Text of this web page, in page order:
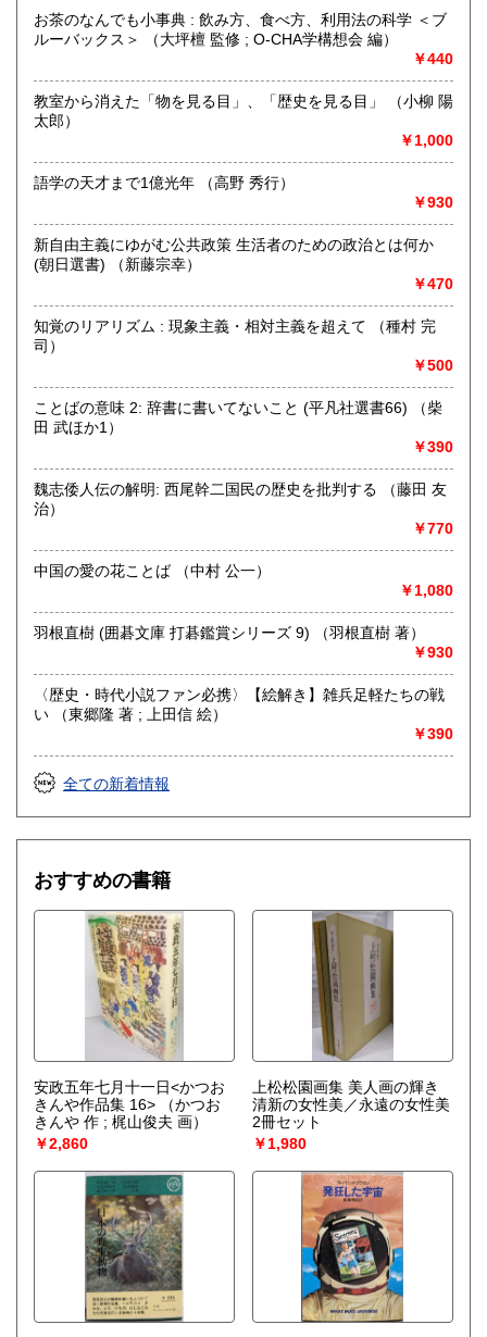
沖縄県 300円
沿線名：伯備線・桃太郎線(吉備線)
最寄駅：総社駅
定休日：年中無休
書籍の買取について
不死鳥BOOKSでは、書籍だけでなくCD、DVD、レコード、
ゲーム、おもちゃ、骨董品まであらゆるものの買い取りがで
きます。店主が、日本全国買取にお伺いいたします。お気軽
取り扱い分野
国書、サブカルチャー、古書一般（その他）
オールジャンル
お茶のなんでも小事典 : 飲み方、食べ方、利用法の科学 ＜ブ
ルーバックス＞ （大坪檀 監修 ; O-CHA学構想会 編）
￥440
教室から消えた「物を見る目」、「歴史を見る目」 （小柳 陽
太郎）
￥1,000
語学の天才まで1億光年 （高野 秀行）
￥930
新自由主義にゆがむ公共政策 生活者のための政治とは何か
(朝日選書) （新藤宗幸）
￥470
知覚のリアリズム : 現象主義・相対主義を超えて （種村 完
司）
￥500
ことばの意味 2: 辞書に書いてないこと (平凡社選書66) （柴
田 武ほか1）
￥390
魏志倭人伝の解明: 西尾幹二国民の歴史を批判する （藤田 友
治）
￥770
中国の愛の花ことば （中村 公一）
￥1,080
羽根直樹 (囲碁文庫 打碁鑑賞シリーズ 9) （羽根直樹 著）
￥930
〈歴史・時代小説ファン必携〉【絵解き】雑兵足軽たちの戦
い （東郷隆 著 ; 上田信 絵）
￥390
全ての新着情報
おすすめの書籍
安政五年七月十一日<かつお
きんや作品集 16>
（かつお
きんや 作 ; 梶山俊夫 画）
￥2,860
上松松園画集 美人画の輝き
清新の女性美／永遠の女性美
2冊セット
￥1,980